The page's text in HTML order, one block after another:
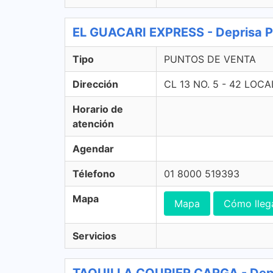
EL GUACARI EXPRESS - Deprisa
Tipo PUNTOS DE VENTA
Dirección CL 13 NO. 5 - 42
Horario de
atención
Agendar
Télefono 01 8000 519393
Mapa Mapa Cómo
Servicios